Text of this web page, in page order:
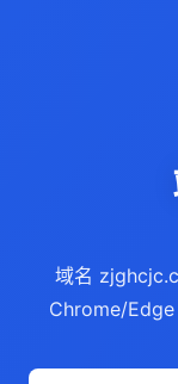
域名
Chrome/Edge